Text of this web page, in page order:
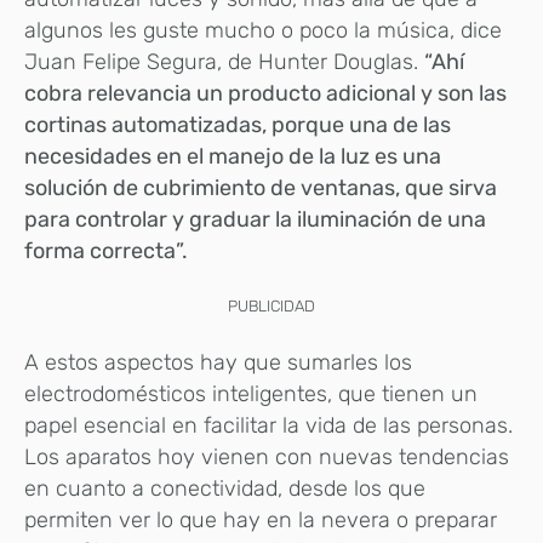
algunos les guste mucho o poco la música, dice
Juan Felipe Segura, de Hunter Douglas. “Ahí
cobra relevancia un producto adicional y son las
cortinas automatizadas, porque una de las
necesidades en el manejo de la luz es una
solución de cubrimiento de ventanas, que sirva
para controlar y graduar la iluminación de una
forma correcta”.
PUBLICIDAD
A estos aspectos hay que sumarles los
electrodomésticos inteligentes, que tienen un
papel esencial en facilitar la vida de las personas.
Los aparatos hoy vienen con nuevas tendencias
en cuanto a conectividad, desde los que
permiten ver lo que hay en la nevera o preparar